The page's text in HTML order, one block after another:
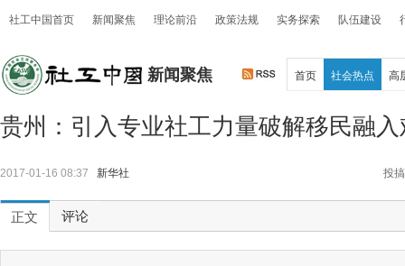
社工中国首页 新闻聚焦 理论前沿 政策法规 实务探索 队伍建设
新闻聚焦 首页 社会热点 高
贵州：引入专业社工力量破解移民融入
2017-01-16 08:37 新华社 投搞
正文 评论